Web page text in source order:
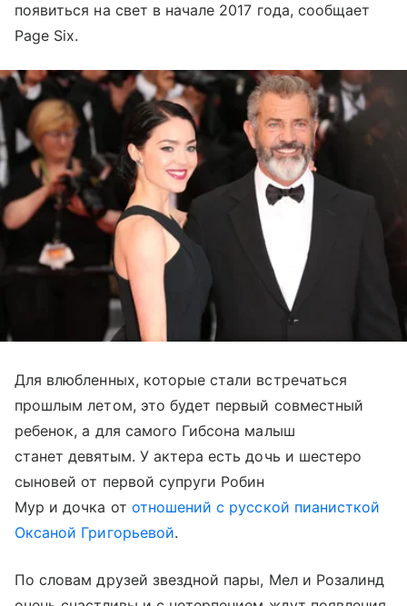
появиться на свет в начале 2017 года, сообщает
Page Six.
Для влюбленных, которые стали встречаться
прошлым летом, это будет первый совместный
ребенок, а для самого Гибсона малыш
станет девятым. У актера есть дочь и шестеро
сыновей от первой супруги Робин
Мур и дочка от отношений с русской пианисткой
Оксаной Григорьевой.
По словам друзей звездной пары, Мел и Розалинд